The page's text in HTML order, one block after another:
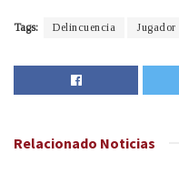
Tags: Delincuencia Jugador
Relacionado Noticias